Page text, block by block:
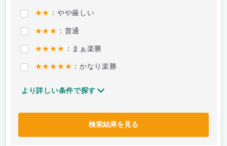
★★ ：やや厳しい
★★★ ：普通
★★★★ ：まぁ楽勝
★★★★★ ：かなり楽勝
より詳しい条件で探す
検索結果を見る